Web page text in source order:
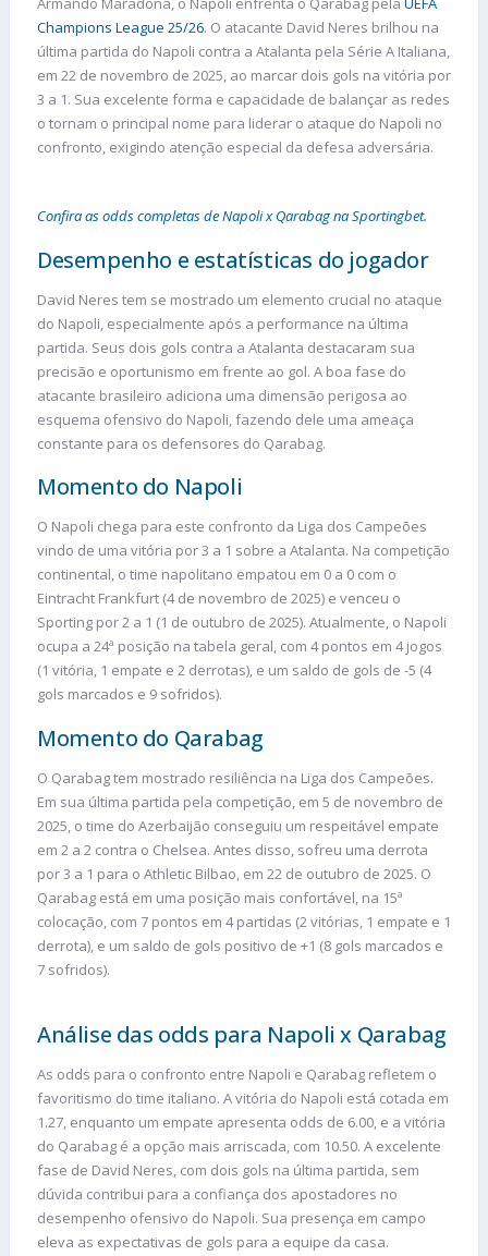
Champions League 25/26. O atacante David Neres brilhou na
última partida do Napoli contra a Atalanta pela Série A Italiana,
em 22 de novembro de 2025, ao marcar dois gols na vitória por
3 a 1. Sua excelente forma e capacidade de balançar as redes
o tornam o principal nome para liderar o ataque do Napoli no
confronto, exigindo atenção especial da defesa adversária.
Confira as odds completas de Napoli x Qarabag na Sportingbet.
Desempenho e estatísticas do jogador
David Neres tem se mostrado um elemento crucial no ataque
do Napoli, especialmente após a performance na última
partida. Seus dois gols contra a Atalanta destacaram sua
precisão e oportunismo em frente ao gol. A boa fase do
atacante brasileiro adiciona uma dimensão perigosa ao
esquema ofensivo do Napoli, fazendo dele uma ameaça
constante para os defensores do Qarabag.
Momento do Napoli
O Napoli chega para este confronto da Liga dos Campeões
vindo de uma vitória por 3 a 1 sobre a Atalanta. Na competição
continental, o time napolitano empatou em 0 a 0 com o
Eintracht Frankfurt (4 de novembro de 2025) e venceu o
Sporting por 2 a 1 (1 de outubro de 2025). Atualmente, o Napoli
ocupa a 24ª posição na tabela geral, com 4 pontos em 4 jogos
(1 vitória, 1 empate e 2 derrotas), e um saldo de gols de -5 (4
gols marcados e 9 sofridos).
Momento do Qarabag
O Qarabag tem mostrado resiliência na Liga dos Campeões.
Em sua última partida pela competição, em 5 de novembro de
2025, o time do Azerbaijão conseguiu um respeitável empate
em 2 a 2 contra o Chelsea. Antes disso, sofreu uma derrota
por 3 a 1 para o Athletic Bilbao, em 22 de outubro de 2025. O
Qarabag está em uma posição mais confortável, na 15ª
colocação, com 7 pontos em 4 partidas (2 vitórias, 1 empate e 1
derrota), e um saldo de gols positivo de +1 (8 gols marcados e
7 sofridos).
Análise das odds para Napoli x Qarabag
As odds para o confronto entre Napoli e Qarabag refletem o
favoritismo do time italiano. A vitória do Napoli está cotada em
1.27, enquanto um empate apresenta odds de 6.00, e a vitória
do Qarabag é a opção mais arriscada, com 10.50. A excelente
fase de David Neres, com dois gols na última partida, sem
dúvida contribui para a confiança dos apostadores no
desempenho ofensivo do Napoli. Sua presença em campo
eleva as expectativas de gols para a equipe da casa.